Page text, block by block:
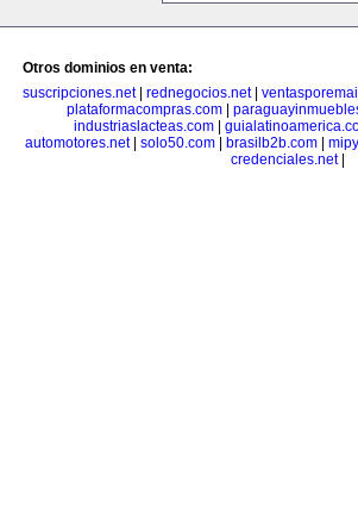
Otros dominios en venta:
suscripciones.net| rednegocios.net|
plataformacompras.com
industriaslacteas.com
automotores.net| solo50.com brasilb2b.com
credenciales.net|